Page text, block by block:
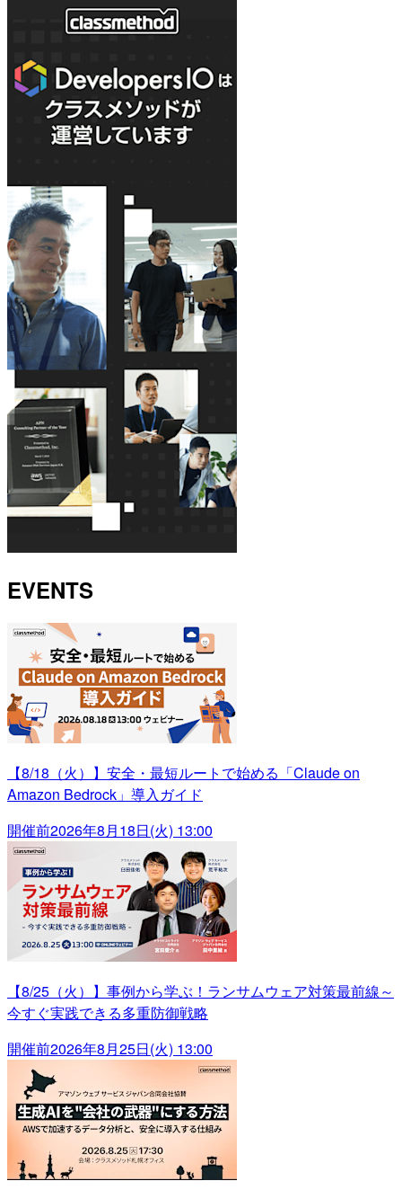
EVENTS
【8/18（火）】安全・最短ルートで始める「Claude on
Amazon Bedrock」導入ガイド
開催前2026年8月18日(火) 13:00
【8/25（火）】事例から学ぶ！ランサムウェア対策最前線～
今すぐ実践できる多重防御戦略
開催前2026年8月25日(火) 13:00